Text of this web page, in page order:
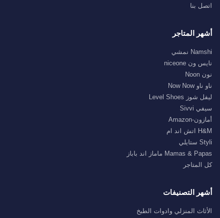
اتصل بنا
أشهر المتاجر
Namshi نمشي
نايس ون niceone
نون Noon
ناو ناو Now Now
ليفل شوز Level Shoes
سيفي Sivvi
أمازون-Amazon
H&M اتش اند ام
Styli ستايلي
Mamas & Papas ماماز اند باباز
كل المتاجر
أشهر التصنيفات
الأثاث المنزلي وادوات الطبخ